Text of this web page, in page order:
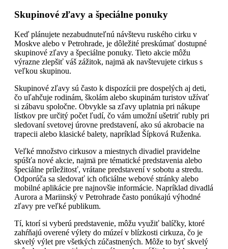
Skupinové zľavy a špeciálne ponuky
Keď plánujete nezabudnuteľnú návštevu ruského cirku v
Moskve alebo v Petrohrade, je dôležité preskúmať dostupné
skupinové zľavy a špeciálne ponuky. Tieto akcie môžu
výrazne zlepšiť váš zážitok, najmä ak navštevujete cirkus s
veľkou skupinou.
Skupinové zľavy sú často k dispozícii pre dospelých aj deti,
čo uľahčuje rodinám, školám alebo skupinám turistov užívať
si zábavu spoločne. Obvykle sa zľavy uplatnia pri nákupe
lístkov pre určitý počet ľudí, čo vám umožní ušetriť rubly pri
sledovaní svetovej úrovne predstavení, ako sú akrobacie na
trapecii alebo klasické balety, napríklad Šípková Ruženka.
Veľké množstvo cirkusov a miestnych divadiel pravidelne
spúšťa nové akcie, najmä pre tématické predstavenia alebo
špeciálne príležitosť, vrátane predstavení v sobotu a stredu.
Odporúča sa sledovať ich oficiálne webové stránky alebo
mobilné aplikácie pre najnovšie informácie. Napríklad divadlá
Aurora a Mariinský v Petrohrade často ponúkajú výhodné
zľavy pre veľké publikum.
Tí, ktorí si vyberú predstavenie, môžu využiť balíčky, ktoré
zahŕňajú overené výlety do múzeí v blízkosti cirkuza, čo je
skvelý výlet pre všetkých zúčastnených. Môže to byť skvelý